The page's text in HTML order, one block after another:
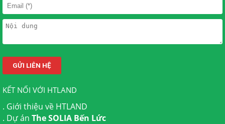
KẾT NỐI VỚI HTLAND
. Giới thiệu về HTLAND
. Dự án The SOLIA Bến Lức